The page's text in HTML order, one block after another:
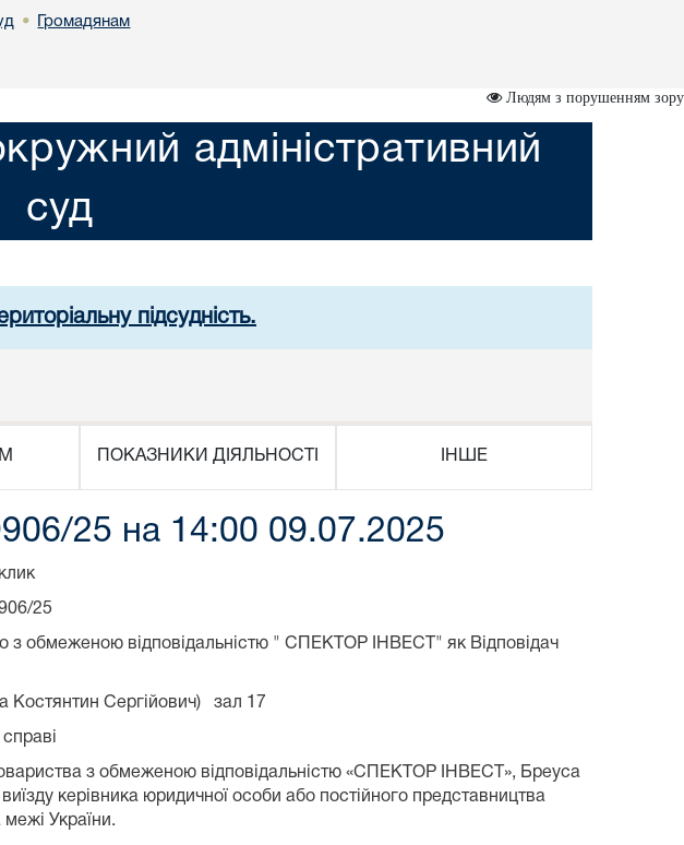
• Громадянам
Людям з порушенням зору
адміністративний
суд
підсудність.
ПОКАЗНИКИ ДІЯЛЬНОСТІ ІНШЕ
25 на 14:00 09.07.2025
25
з обмеженою відповідальністю " СПЕКТОР ІНВЕСТ" як Відповідач
Костянтин Сергійович) зал 17
справі
з обмеженою відповідальністю «СПЕКТОР ІНВЕСТ», Бреуса
керівника юридичної особи або постійного представництва
України.